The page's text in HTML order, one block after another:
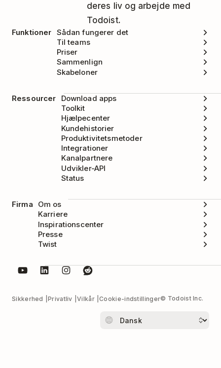
deres liv og arbejde med
Todoist.
Funktioner Sådan fungerer det
Til teams
Priser
Sammenlign
Skabeloner
Ressourcer
Download apps
Toolkit
Hjælpecenter
Kundehistorier
Produktivitetsmetoder
Integrationer
Kanalpartnere
Udvikler-API
Status
Firma
Om os
Karriere
Inspirationscenter
Presse
Twist
Sikkerhed Privatliv Vilkår Cookie-indstillinger© Todoist Inc.